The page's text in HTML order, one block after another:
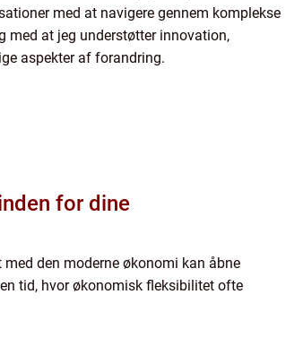
med at navigere gennem komplekse
at jeg understøtter innovation,
aspekter af forandring.
for dine
den moderne økonomi kan åbne
tid, hvor økonomisk fleksibilitet ofte